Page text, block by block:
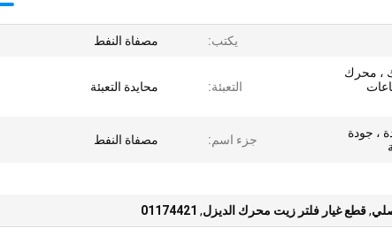
يكتب: مصفاة النفط
، محرك
التعبئة: محايدة التعبئة
، جودة
جزء اسم: مصفاة النفط
,قطع غيار فلتر زيت محرك الديزل,
01174421